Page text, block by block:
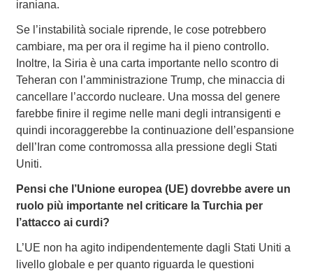
iraniana.
Se l’instabilità sociale riprende, le cose potrebbero
cambiare, ma per ora il regime ha il pieno controllo.
Inoltre, la Siria è una carta importante nello scontro di
Teheran con l’amministrazione Trump, che minaccia di
cancellare l’accordo nucleare. Una mossa del genere
farebbe finire il regime nelle mani degli intransigenti e
quindi incoraggerebbe la continuazione dell’espansione
dell’Iran come contromossa alla pressione degli Stati
Uniti.
Pensi che l’Unione europea (UE) dovrebbe avere un
ruolo più importante nel criticare la Turchia per
l’attacco ai curdi?
L’UE non ha agito indipendentemente dagli Stati Uniti a
livello globale e per quanto riguarda le questioni